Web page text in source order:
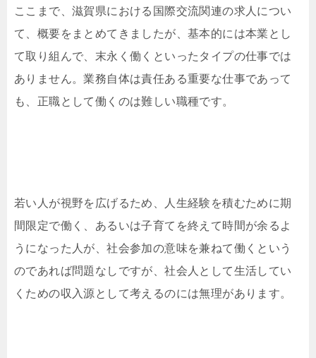
ここまで、滋賀県における国際交流関連の求人につい
て、概要をまとめてきましたが、基本的には本業とし
て取り組んで、末永く働くといったタイプの仕事では
ありません。業務自体は責任ある重要な仕事であって
も、正職として働くのは難しい職種です。
若い人が視野を広げるため、人生経験を積むために期
間限定で働く、あるいは子育てを終えて時間が余るよ
うになった人が、社会参加の意味を兼ねて働くという
のであれば問題なしですが、社会人として生活してい
くための収入源として考えるのには無理があります。